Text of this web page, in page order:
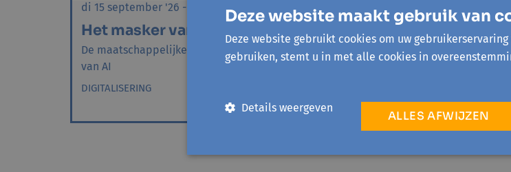
di 15 september '26 - 1 sessie
Het masker van AI
De maatschappelijke impact
van AI
DIGITALISERING
do 15 oktober '26 - 1 sessie
Het masker van AI
Denderende Donderdagen: AI
DIGITALISERING
ma
De
Deze website maakt gebruik van
Deze website gebruikt cookies om uw
gebruiken, stemt u in met alle cookies in
ALLES AFWIJZEN
Details weergeven